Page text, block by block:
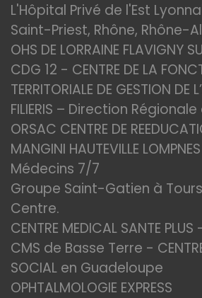
L'Hôpital Privé de l'Est
Saint-Priest, Rhône, Rhône-
OHS DE LORRAINE FLAVIGNY
CDG 12 - CENTRE DE LA
TERRITORIALE DE GESTION DE
FILIERIS – Direction
ORSAC CENTRE DE
MANGINI HAUTEVILLE LOMPNES
Médecins 7/7
Groupe Saint-Gatien à
Centre.
CENTRE MEDICAL SANTE PLUS
CMS de Basse Terre -
SOCIAL en Guadeloupe
OPHTALMOLOGIE EXPRESS